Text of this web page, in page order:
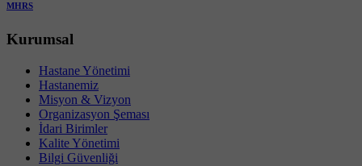
MHRS
Kurumsal
Hastane Yönetimi
Hastanemiz
Misyon & Vizyon
Organizasyon Şeması
İdari Birimler
Kalite Yönetimi
Bilgi Güvenliği